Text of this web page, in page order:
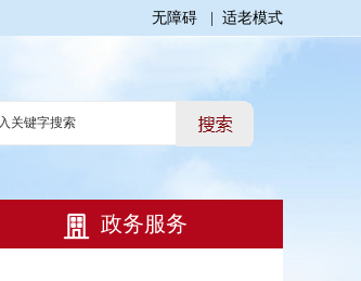
无障碍 适老模式